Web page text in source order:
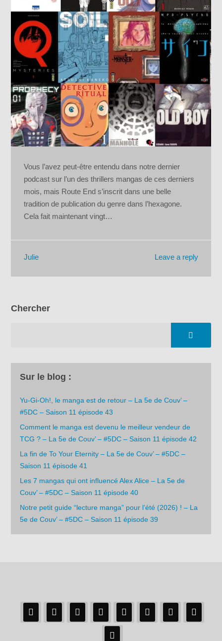
Vous l’avez peut-être entendu dans notre dernier
podcast sur l’un des thrillers mangas de ces derniers
mois, mais Route End s’inscrit dans une belle
tradition de publication du genre dans l’hexagone.
Cela fait maintenant vingt…
Leave a reply
Julie
Chercher
Sur le blog :
Yu-Gi-Oh!, le manga est de retour – La 5e de Couv’ –
#5DC – Saison 11 épisode 43
Comment le manga est devenu le meilleur vendeur de
TCG ? – La 5e de Couv’ – #5DC – Saison 11 épisode 42
La fin de To Your Eternity – La 5e de Couv’ – #5DC –
Saison 11 épisode 41
Les 7 mangas qui ont influencé Alex Alice – La 5e de
Couv’ – #5DC – Saison 11 épisode 40
Notre petit guide “lecture manga” pour l’été (2026) ! – La
5e de Couv’ – #5DC – Saison 11 épisode 39